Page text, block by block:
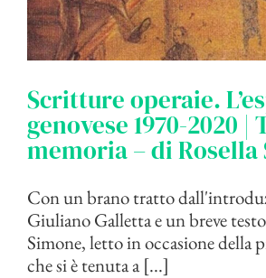
Scritture operaie.
genovese 1970-2020 |
memoria – di Rosella
Con un brano tratto
Giuliano Galletta e un breve
Simone, letto in occasione della
che si è tenuta a [...]